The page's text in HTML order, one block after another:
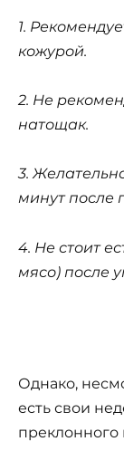
1.
кожурой.
2. Не
натощак.
3.
минут после
4. Не стоит
мясо) после
Однако,
есть свои
преклонного